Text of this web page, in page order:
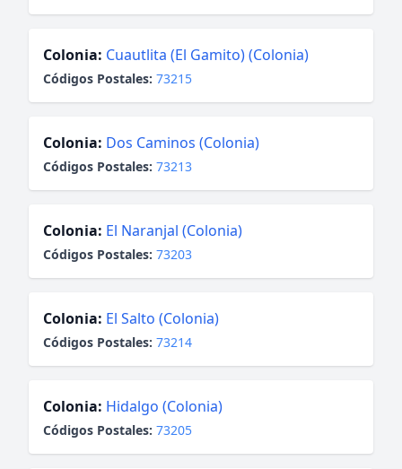
Colonia: Cuautlita (El Gamito) (Colonia)
Códigos Postales: 73215
Colonia: Dos Caminos (Colonia)
Códigos Postales: 73213
Colonia: El Naranjal (Colonia)
Códigos Postales: 73203
Colonia: El Salto (Colonia)
Códigos Postales: 73214
Colonia: Hidalgo (Colonia)
Códigos Postales: 73205